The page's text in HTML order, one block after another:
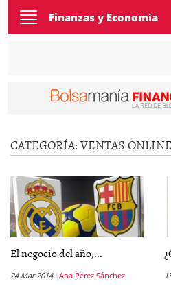
Toggle
navigation
Finanzas y Economía
CATEGORÍA:VENTAS ONLINE
El negocio del año,...
24 Mar 2014 Ana Pérez Sánchez